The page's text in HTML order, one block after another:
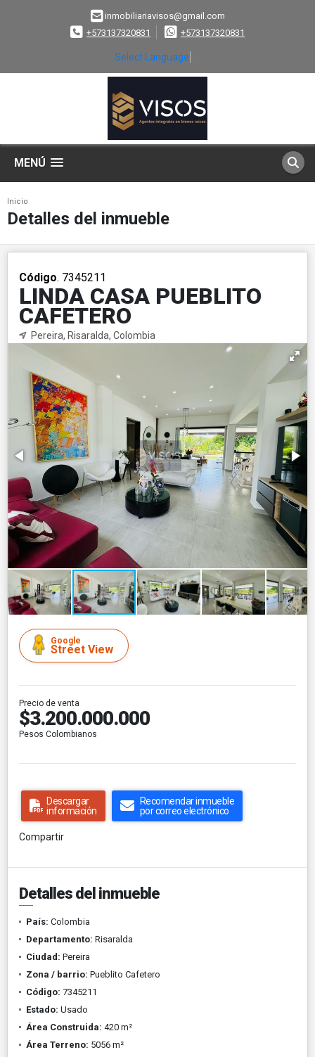
inmobiliariavisos@gmail.com
+573137320831
+573137320831
Select Language
MENÚ
Inicio
Detalles del inmueble
Código. 7345211
LINDA CASA PUEBLITO
CAFETERO
Pereira, Risaralda, Colombia
Google
Street View
Precio de venta
$3.200.000.000
Pesos Colombianos
Descargar
información
Recomendar inmueble
por correo electrónico
Compartir
Detalles del inmueble
País: Colombia
Departamento: Risaralda
Ciudad: Pereira
Zona / barrio: Pueblito Cafetero
Código: 7345211
Estado: Usado
Área Construida: 420 m²
Área Terreno: 5056 m²